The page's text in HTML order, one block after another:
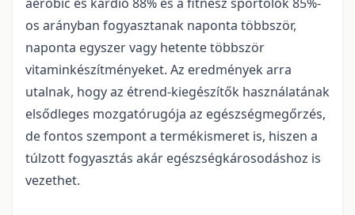
os arányban fogyasztanak naponta többször,
naponta egyszer vagy hetente többször
vitaminkészítményeket. Az eredmények arra
utalnak, hogy az étrend-kiegészítők használatának
elsődleges mozgatórugója az egészségmegőrzés,
de fontos szempont a termékismeret is, hiszen a
túlzott fogyasztás akár egészségkárosodáshoz is
vezethet.